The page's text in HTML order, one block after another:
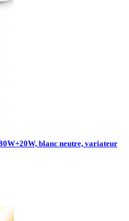
blanc neutre, variateur